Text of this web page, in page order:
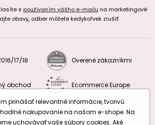
s používaním vášho e-mailu na marketingové
obavy, odber môžete kedykoľvek zrušiť.
17/18 Overené zákazníkmi
obchod Ecommerce Europe
prinášať relevantné informácie, tvorivú
nakupovanie na našom e-shope. Na
uchovávať vaše súbory cookies. Aké